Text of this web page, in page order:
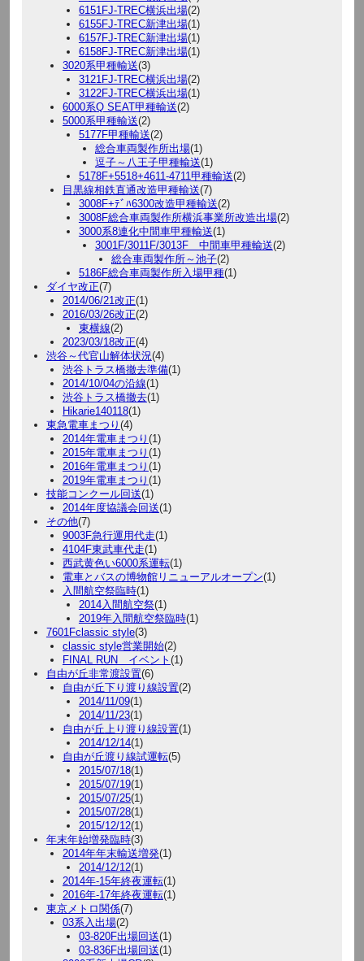
6151FJ-TREC横浜出場(2)
6155FJ-TREC新津出場(1)
6157FJ-TREC新津出場(1)
6158FJ-TREC新津出場(1)
3020系甲種輸送(3)
3121FJ-TREC横浜出場(2)
3122FJ-TREC横浜出場(1)
6000系Q SEAT甲種輸送(2)
5000系甲種輸送(2)
5177F甲種輸送(2)
総合車両製作所出場(1)
逗子～八王子甲種輸送(1)
5178F+5518+4611-4711甲種輸送(2)
目黒線相鉄直通改造甲種輸送(7)
3008F+ﾃﾞﾊ6300改造甲種輸送(2)
3008F総合車両製作所横浜事業所改造出場(2)
3000系8連化中間車甲種輸送(1)
3001F/3011F/3013F 中間車甲種輸送(2)
総合車両製作所～池子(2)
5186F総合車両製作所入場甲種(1)
ダイヤ改正(7)
2014/06/21改正(1)
2016/03/26改正(2)
東横線(2)
2023/03/18改正(4)
渋谷～代官山解体状況(4)
渋谷トラス橋撤去準備(1)
2014/10/04の沿線(1)
渋谷トラス橋撤去(1)
Hikarie140118(1)
東急電車まつり (4)
2014年電車まつり (1)
2015年電車まつり (1)
2016年電車まつり (1)
2019年電車まつり (1)
技能コンクール回送(1)
2014年度協議会回送(1)
その他(7)
9003F急行運用代走(1)
4104F東武車代走(1)
西武黄色い6000系運転(1)
電車とバスの博物館リニューアルオープン(1)
入間航空祭臨時(1)
2014入間航空祭(1)
2019年入間航空祭臨時(1)
7601Fclassic style(3)
classic style営業開始(2)
FINAL RUN イベント (1)
自由が丘非常渡設置(6)
自由が丘下り渡り線設置(2)
2014/11/09(1)
2014/11/23(1)
自由が丘上り渡り線設置(1)
2014/12/14(1)
自由が丘渡り線試運転(5)
2015/07/18(1)
2015/07/19(1)
2015/07/25(1)
2015/07/28(1)
2015/12/12(1)
年末年始増発臨時(3)
2014年年末輸送増発(1)
2014/12/12(1)
2014年-15年終夜運転(1)
2016年-17年終夜運転(1)
東京メトロ関係(7)
03系入出場(2)
03-820F出場回送(1)
03-836F出場回送(1)